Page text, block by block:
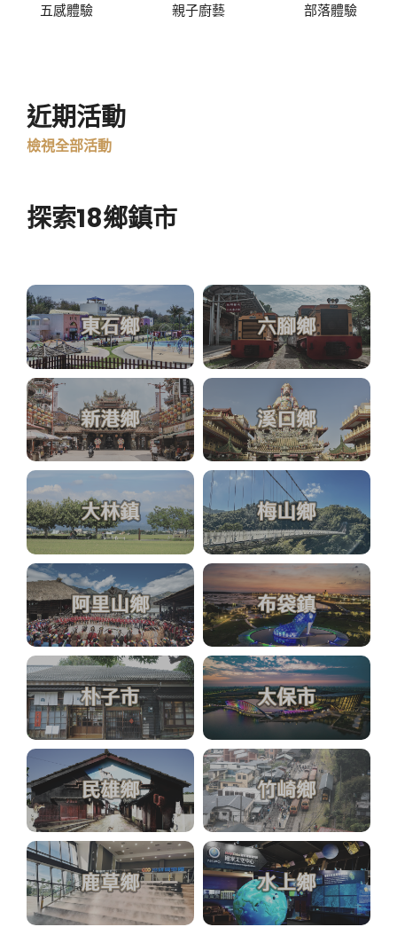
五感體驗 親子廚藝 部落體驗
近期活動
檢視全部活動
探索18鄉鎮市